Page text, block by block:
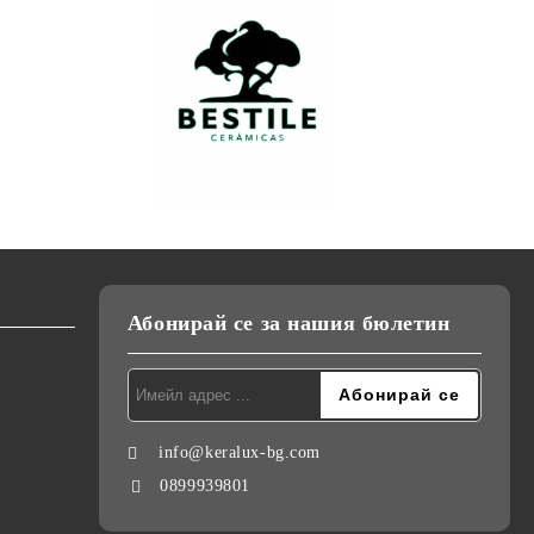
Абонирай се за нашия бюлетин
info@keralux-bg.com
0899939801